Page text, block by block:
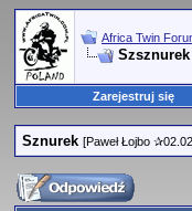
Africa Twin
Zarejestruj się
Sznurek [Paweł Łojbo